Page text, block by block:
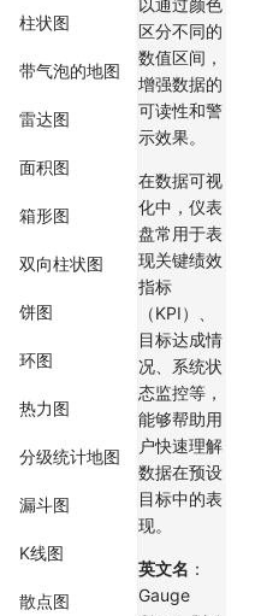
柱状图
带气泡的地图
雷达图
面积图
箱形图
双向柱状图
饼图
环图
热力图
分级统计地图
漏斗图
K线图
散点图
以通过颜色
区分不同的
数值区间，
增强数据的
可读性和警
示效果。
在数据可视
化中，仪表
盘常用于表
现关键绩效
指标
（KPI）、
目标达成情
况、系统状
态监控等，
能够帮助用
户快速理解
数据在预设
目标中的表
现。
英文名 ：
Gauge